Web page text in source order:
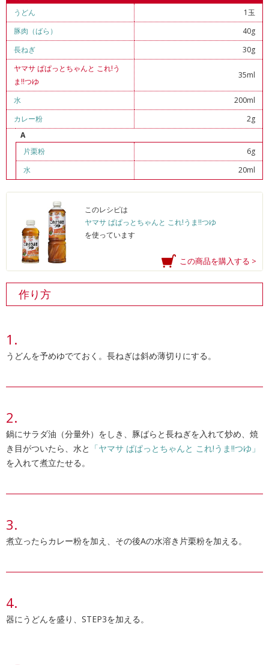
うどん
1玉
豚肉（ばら）
40g
長ねぎ
30g
ヤマサ ぱぱっとちゃんと これ!う
ま!!つゆ
35ml
水
200ml
カレー粉
2g
A
片栗粉
6g
水
20ml
このレシピは
ヤマサ ぱぱっとちゃんと これ!うま!!つゆ
を使っています
この商品を購入する >
作り方
うどんを予めゆでておく。長ねぎは斜め薄切りにする。
鍋にサラダ油（分量外）をしき、豚ばらと長ねぎを入れて炒め、焼
き目がついたら、水と 「ヤマサ ぱぱっとちゃんと これ!うま!!つゆ」
を入れて煮立たせる。
煮立ったらカレー粉を加え、その後Aの水溶き片栗粉を加える。
器にうどんを盛り、STEP3を加える。